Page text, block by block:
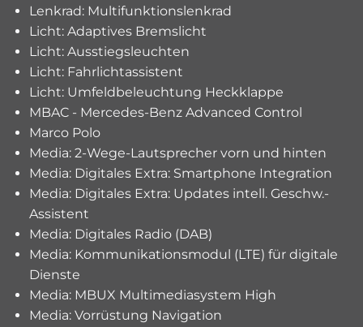
Lenkrad: Multifunktionslenkrad
Licht: Adaptives Bremslicht
Licht: Ausstiegsleuchten
Licht: Fahrlichtassistent
Licht: Umfeldbeleuchtung Heckklappe
MBAC - Mercedes-Benz Advanced Control
Marco Polo
Media: 2-Wege-Lautsprecher vorn und hinten
Media: Digitales Extra: Smartphone Integration
Media: Digitales Extra: Updates intell. Geschw.-
Assistent
Media: Digitales Radio (DAB)
Media: Kommunikationsmodul (LTE) für digitale
Dienste
Media: MBUX Multimediasystem High
Media: Vorrüstung Navigation